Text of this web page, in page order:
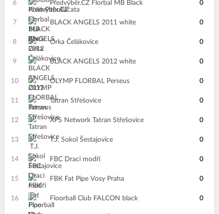
6 Předvýběr.CZ Florbal MB Black 0
7 BLACK ANGELS 2011 white 0
8 Orka Čelákovice 0
9 BLACK ANGELS 2012 white 0
10 OLYMP FLORBAL Perseus 0
11 Tatran Střešovice 0
12 XPS Network Tatran Střešovice 0
13 T.J. Sokol Šestajovice 0
14 FBC Draci modří 0
15 FBK Fat Pipe Vosy Praha 0
16 Floorball Club FALCON black 0